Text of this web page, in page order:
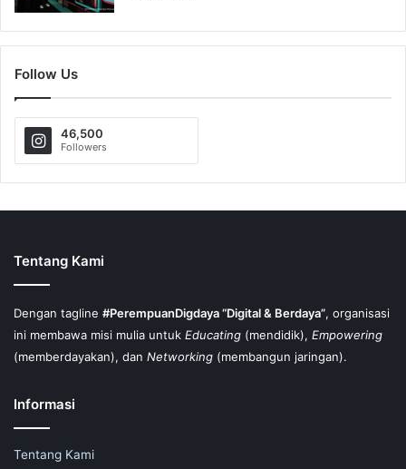
Follow Us
46,500
Followers
Tentang Kami
Dengan tagline #PerempuanDigdaya “Digital & Berdaya”, organisasi
ini membawa misi mulia untuk Educating (mendidik), Empowering
(memberdayakan), dan Networking (membangun jaringan).
Informasi
Tentang Kami